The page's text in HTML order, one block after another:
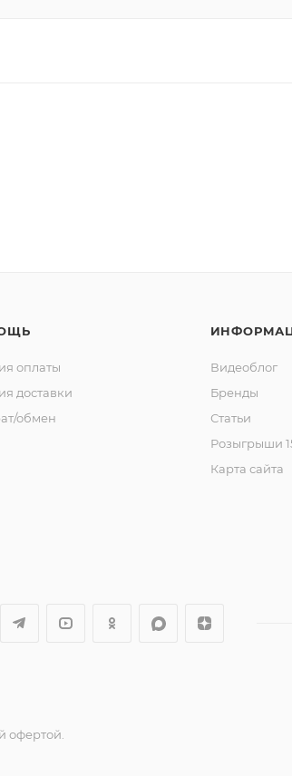
оплаты
доставки
обмен
Видеоблог
Бренды
Статьи
Розыгрыши
Карта сайта
офертой.